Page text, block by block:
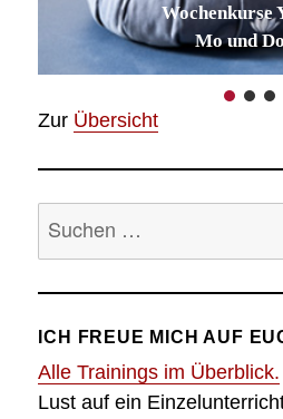
Wochenkurse
Mo und
Zur Übersicht
ICH FREUE MICH AUF
Alle Trainings im Überblick.
Lust auf ein